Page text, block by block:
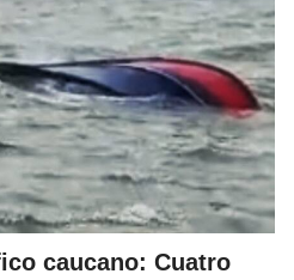
caucano: Cuatro